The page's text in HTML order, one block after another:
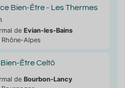
Bien-Être - Les Thermes
de Evian-les-Bains
Rhône-Alpes
Être Celtô
de Bourbon-Lancy